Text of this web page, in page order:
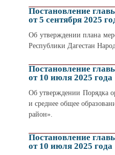
Постановление
от 5 сентября 2025
Об утверждении плана
Республики Дагестан
Постановление
от 10 июля 2025 года
Об утверждении Порядка
и среднее общее
район».
Постановление
от 10 июля 2025 года